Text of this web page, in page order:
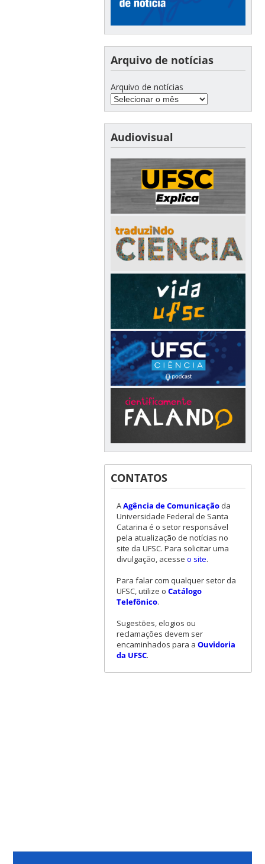
Arquivo de notícias
Arquivo de notícias
Audiovisual
CONTATOS
AAgência de Comunicaçãoda
Universidade Federal de Santa
Catarina é o setor responsável
pela atualização de notícias no
site da UFSC. Para solicitar uma
divulgação, acesse o site.
Para falar com qualquer setor da
UFSC, utilize o Catálogo
Telefônico.
Sugestões, elogios ou
reclamações devem ser
encaminhados para a Ouvidoria
da UFSC.